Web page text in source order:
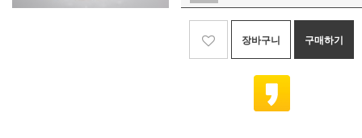
장바구니 구매하기